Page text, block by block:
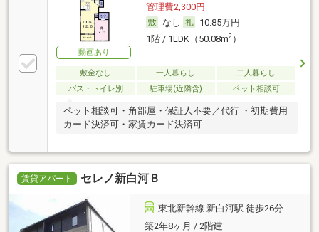
動画あり
管理費2,300円
なし
10.85万円
1階 / 1LDK（50.08m2）
敷金なし 一人暮らし
二人暮らし
バス・トイレ別
駐車場(近隣含) ペット相談可
ペット相談可・角部屋・保証人不要／代行 ・初期費用
カード決済可・家賃カード決済可
賃貸アパート セレノ新白河Ｂ
東北新幹線 新白河駅 徒歩26分
築2年8ヶ月 / 2階建